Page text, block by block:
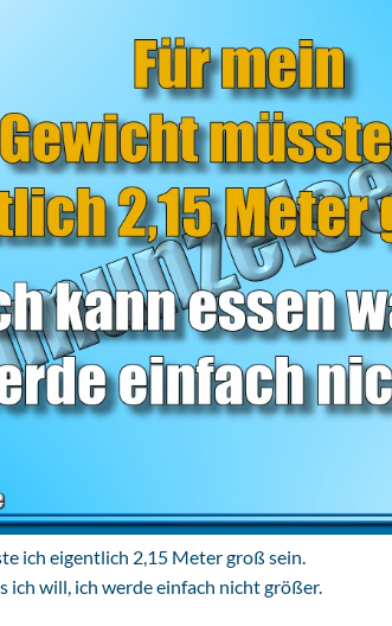
ich eigentlich 2,15 Meter groß sein.
ich will, ich werde einfach nicht größer.